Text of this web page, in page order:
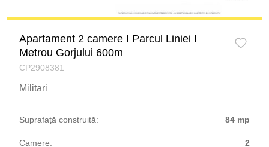
Apartament 2 camere I Parcul Liniei I
Metrou Gorjului 600m
CP2908381
Militari
Suprafață construită: 84 mp
Camere: 2